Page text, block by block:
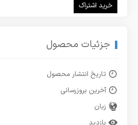
خرید اشتراک
جزئیات محصول
تاریخ انتشار محصول
آخرین بروزرسانی
زبان
بازدید